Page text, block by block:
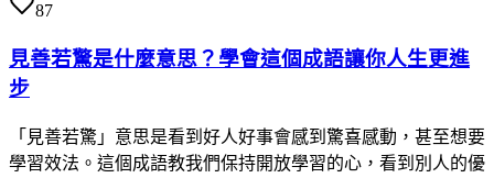
87
見善若驚是什麼意思？學會這個成語讓你人生更進
步
「見善若驚」意思是看到好人好事會感到驚喜感動，甚至想要
學習效法。這個成語教我們保持開放學習的心，看到別人的優